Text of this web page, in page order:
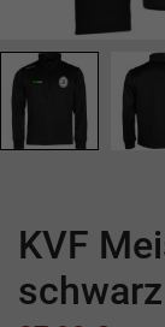
KVF
schwarz